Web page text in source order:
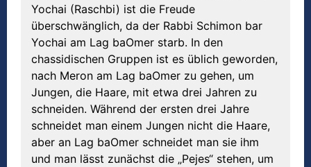
Yochai (Raschbi) ist die Freude
überschwänglich, da der Rabbi Schimon bar
Yochai am Lag baOmer starb. In den
chassidischen Gruppen ist es üblich geworden,
nach Meron am Lag baOmer zu gehen, um
Jungen, die Haare, mit etwa drei Jahren zu
schneiden. Während der ersten drei Jahre
schneidet man einem Jungen nicht die Haare,
aber an Lag baOmer schneidet man sie ihm
und man lässt zunächst die „Pejes“ stehen, um